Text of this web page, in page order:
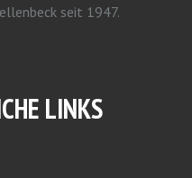
seit 1947.
LINKS